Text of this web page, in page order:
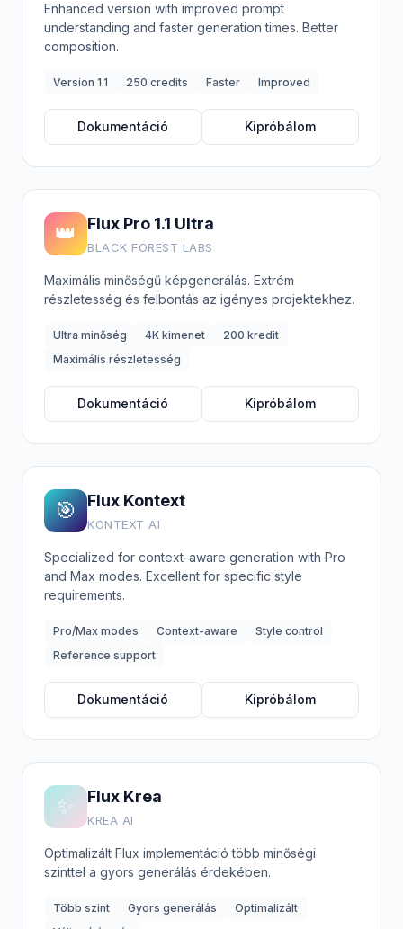
Enhanced version with improved prompt
understanding and faster generation times. Better
composition.
Version 1.1 250 credits Faster Improved
Dokumentáció Kipróbálom
👑 Flux Pro 1.1 Ultra
BLACK FOREST LABS
Maximális minőségű képgenerálás. Extrém
részletesség és felbontás az igényes projektekhez.
Ultra minőség 4K kimenet
200 kredit
Maximális részletesség
Dokumentáció Kipróbálom
🎯 Flux Kontext
KONTEXT AI
Specialized for context-aware generation with Pro
and Max modes. Excellent for specific style
requirements.
Pro/Max modes Context-aware
Style control
Reference support
Dokumentáció Kipróbálom
✨ Flux Krea
KREA AI
Optimalizált Flux implementáció több minőségi
szinttel a gyors generálás érdekében.
Több szint Gyors generálás
Optimalizált